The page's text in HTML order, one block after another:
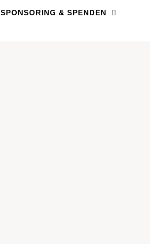
SPONSORING & SPENDEN